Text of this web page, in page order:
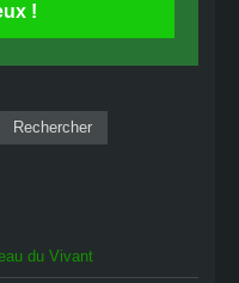
!
Rechercher
du Vivant